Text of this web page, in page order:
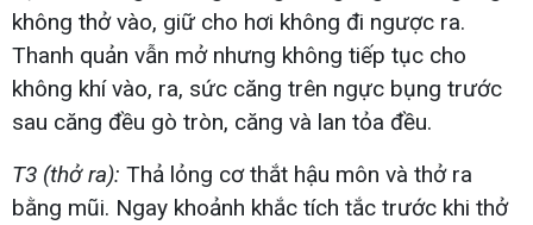
không thở vào, giữ cho hơi không đi ngược ra.
Thanh quản vẫn mở nhưng không tiếp tục cho
không khí vào, ra, sức căng trên ngực bụng trước
sau căng đều gò tròn, căng và lan tỏa đều.
T3 (thở ra): Thả lỏng cơ thắt hậu môn và thở ra
bằng mũi. Ngay khoảnh khắc tích tắc trước khi thở